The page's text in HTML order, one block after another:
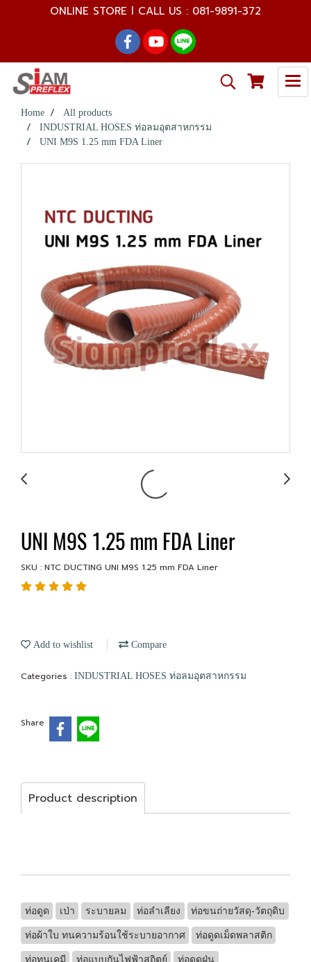
ONLINE STORE l CALL US : 081-9891-372
Home
All products
INDUSTRIAL HOSES ท่อลมอุตสาหกรรม
UNI M9S 1.25 mm FDA Liner
UNI M9S 1.25 mm FDA Liner
SKU : NTC DUCTING UNI M9S 1.25 mm FDA Liner
Add to wishlist Compare
Categories : INDUSTRIAL HOSES ท่อลมอุตสาหกรรม
Share
Product description
ท่อดูด เป่า ระบายลม ท่อลำเลียง ท่อขนถ่ายวัสดุ-วัตถุดิบ
ท่อผ้าใบ ทนความร้อนใช้ระบายอากาศ ท่อดูดเม็ดพลาสติก
ท่อทนเคมี ท่อแบบกันไฟฟ้าสถิตย์ ท่อดูดฝุ่น